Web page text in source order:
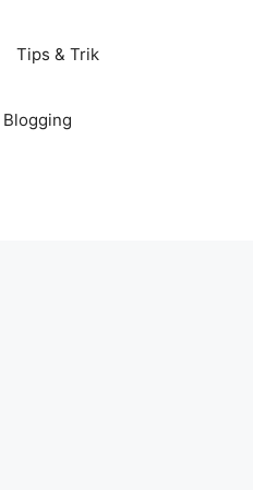
Tips & Trik
Blogging